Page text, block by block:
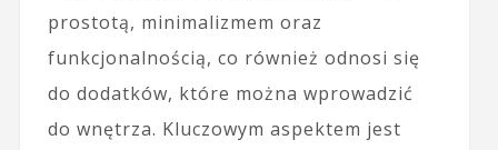
prostotą, minimalizmem oraz
funkcjonalnością, co również odnosi się
do dodatków, które można wprowadzić
do wnętrza. Kluczowym aspektem jest